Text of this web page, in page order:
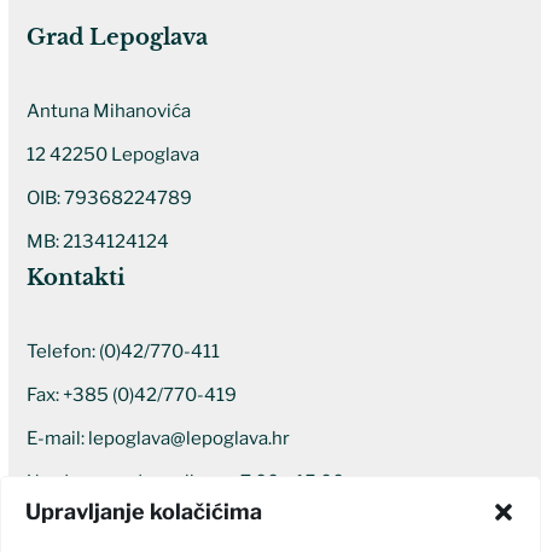
Upravljanje kolačićima
Grad Lepoglava
Antuna Mihanovića
12 42250 Lepoglava
OIB: 79368224789
MB: 2134124124
Kontakti
Telefon: (0)42/770-411
Fax: +385 (0)42/770-419
E-mail: lepoglava@lepoglava.hr
Uredovno radno vrijeme: 7:00 – 15:00
Ostali kontakti